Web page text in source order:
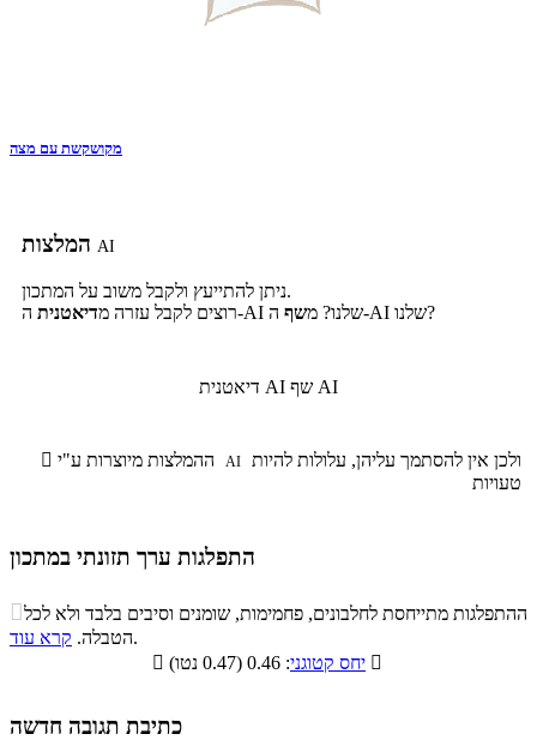
מקושקשת עם מצה
AI
ניתן להתייעץ ולקבל משוב על המתכון.
רוצים לקבל עזרה מדיאטנית ה-AI שלנו? משף ה-AI שלנו?
דיאטנית AI שף AI
 AI
טעויות
התפלגות ערך תזונתי במתכון
התפלגות ערך תזונתי במתכון
סיבים
תזונתיים
שומנים חלבונים
25.9% 41.5%
ההתפלגות מתייחסת לחלבונים, פחמימות, שומנים וסיבים בלבד ולא לכל
הטבלה. קרא עוד
.

יחס קטוגני 
כתיבת תגובה חדשה